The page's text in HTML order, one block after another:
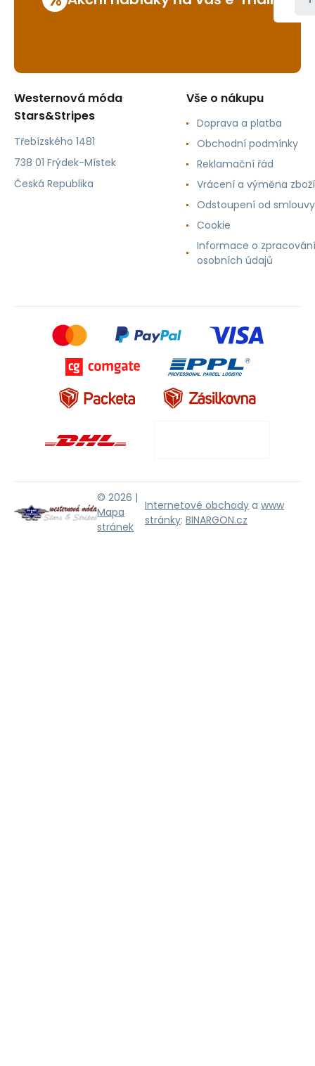
Westernová móda
Stars&Stripes
Třebízského 1481
738 01 Frýdek-Místek
Česká Republika
Vše o nákupu
Doprava a platba
Obchodní podmínky
Reklamační řád
Vrácení a výměna zboží
Odstoupení od smlouvy
Cookie
Informace o zpracování
osobních údajů
© 2026 |
Mapa
stránek
Internetové obchody a www
stránky: BINARGON.cz